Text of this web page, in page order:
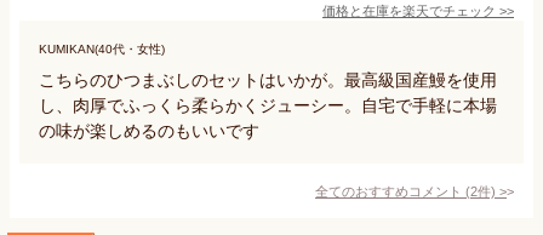
価格と在庫を楽天でチェック >>
KUMIKAN(40代・女性)
こちらのひつまぶしのセットはいかが。最高級国産鰻を使用
し、肉厚でふっくら柔らかくジューシー。自宅で手軽に本場
の味が楽しめるのもいいです
全てのおすすめコメント (2件) >